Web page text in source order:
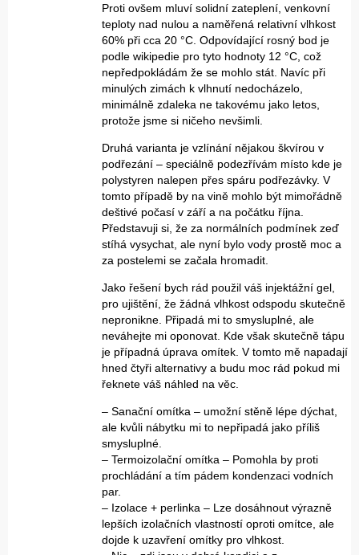
Proti ovšem mluví solidní zateplení, venkovní
teploty nad nulou a naměřená relativní vlhkost
60% při cca 20 °C. Odpovídající rosný bod je
podle wikipedie pro tyto hodnoty 12 °C, což
nepředpokládám že se mohlo stát. Navíc při
minulých zimách k vlhnutí nedocházelo,
minimálně zdaleka ne takovému jako letos,
protože jsme si ničeho nevšimli.
Druhá varianta je vzlínání nějakou škvírou v
podřezání – speciálně podezřívám místo kde je
polystyren nalepen přes spáru podřezávky. V
tomto případě by na vině mohlo být mimořádně
deštivé počasí v září a na počátku října.
Představuji si, že za normálních podmínek zeď
stíhá vysychat, ale nyní bylo vody prostě moc a
za postelemi se začala hromadit.
Jako řešení bych rád použil váš injektážní gel,
pro ujištění, že žádná vlhkost odspodu skutečně
nepronikne. Připadá mi to smysluplné, ale
neváhejte mi oponovat. Kde však skutečně tápu
je případná úprava omítek. V tomto mě napadají
hned čtyři alternativy a budu moc rád pokud mi
řeknete váš náhled na věc.
– Sanační omítka – umožní stěně lépe dýchat,
ale kvůli nábytku mi to nepřipadá jako příliš
smysluplné.
– Termoizolační omítka – Pomohla by proti
prochládání a tím pádem kondenzaci vodních
par.
– Izolace + perlinka – Lze dosáhnout výrazně
lepších izolačních vlastností oproti omítce, ale
dojde k uzavření omítky pro vlhkost.